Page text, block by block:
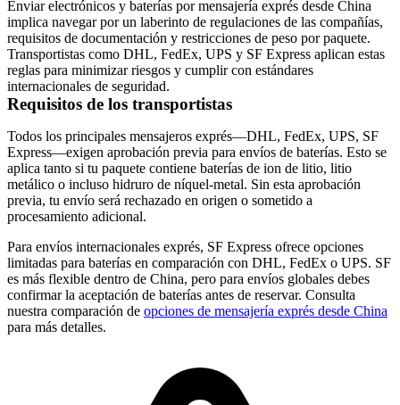
Enviar electrónicos y baterías por mensajería exprés desde China
implica navegar por un laberinto de regulaciones de las compañías,
requisitos de documentación y restricciones de peso por paquete.
Transportistas como DHL, FedEx, UPS y SF Express aplican estas
reglas para minimizar riesgos y cumplir con estándares
internacionales de seguridad.
Requisitos de los transportistas
Todos los principales mensajeros exprés—DHL, FedEx, UPS, SF
Express—exigen aprobación previa para envíos de baterías. Esto se
aplica tanto si tu paquete contiene baterías de ion de litio, litio
metálico o incluso hidruro de níquel-metal. Sin esta aprobación
previa, tu envío será rechazado en origen o sometido a
procesamiento adicional.
Para envíos internacionales exprés, SF Express ofrece opciones
limitadas para baterías en comparación con DHL, FedEx o UPS. SF
es más flexible dentro de China, pero para envíos globales debes
confirmar la aceptación de baterías antes de reservar. Consulta
nuestra comparación de opciones de mensajería exprés desde China
para más detalles.